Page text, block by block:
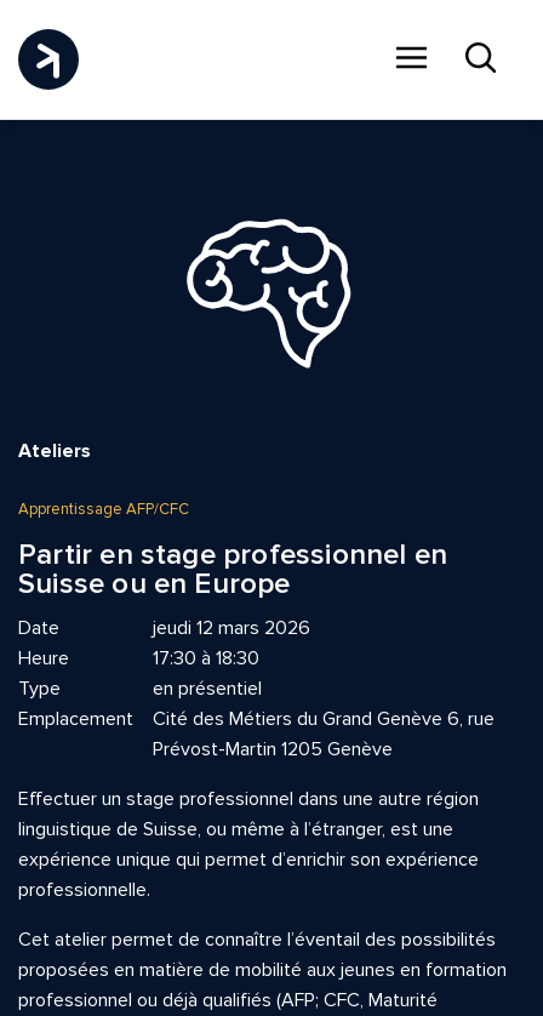
Ateliers
Apprentissage AFP/CFC
Partir en stage professionnel en
Suisse ou en Europe
Date
jeudi 12 mars 2026
Heure
17:30 à 18:30
Type
en présentiel
Emplacement
Cité des Métiers du Grand Genève 6, rue
Prévost-Martin 1205 Genève
Effectuer un stage professionnel dans une autre région
linguistique de Suisse, ou même à l’étranger, est une
expérience unique qui permet d’enrichir son expérience
professionnelle.
Cet atelier permet de connaître l’éventail des possibilités
proposées en matière de mobilité aux jeunes en formation
professionnel ou déjà qualifiés (AFP; CFC, Maturité